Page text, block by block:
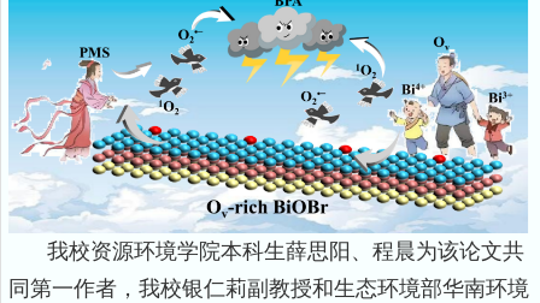
我校资源环境学院本科生薛思阳、程晨为该论文共
同第一作者，我校银仁莉副教授和生态环境部华南环境